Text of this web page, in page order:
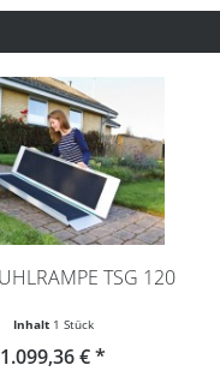
TSG 120
Inhalt 1 Stück
1.099,36 € *